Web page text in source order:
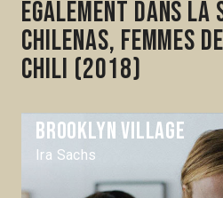
Également dans la
Chilenas, femmes
Chili (2018)
Brooklyn Village
Ira Sachs